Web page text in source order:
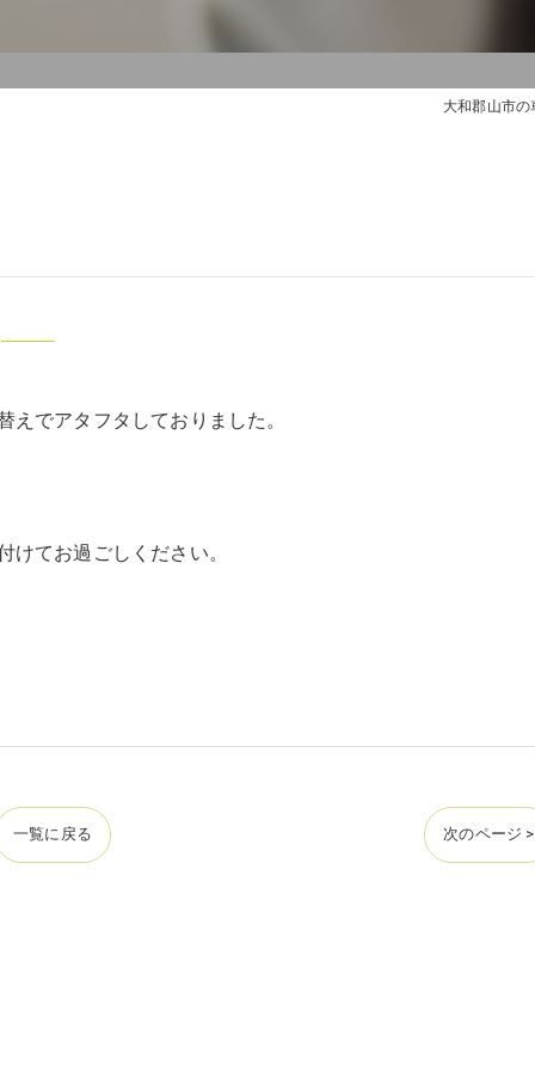
大和郡山市
でアタフタしておりました。
てお過ごしください。
一覧に戻る 次のページ >